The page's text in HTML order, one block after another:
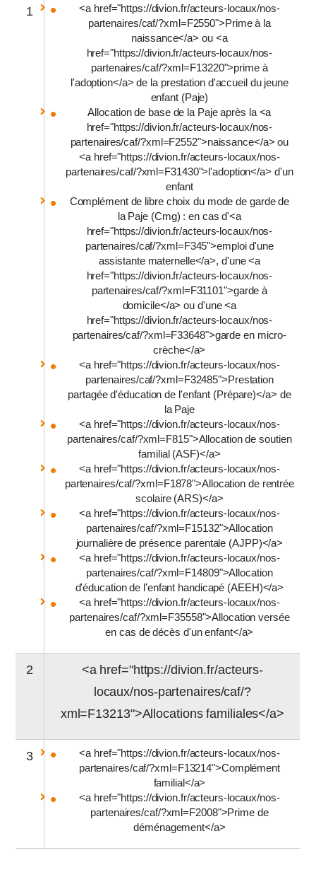
1
<a href="https://divion.fr/acteurs-locaux/nos-
partenaires/caf/?xml=F2550">Prime à la
naissance</a> ou <a
href="https://divion.fr/acteurs-locaux/nos-
partenaires/caf/?xml=F13220">prime à
l'adoption</a> de la prestation d'accueil du jeune
enfant (Paje)
Allocation de base de la Paje après la <a
href="https://divion.fr/acteurs-locaux/nos-
partenaires/caf/?xml=F2552">naissance</a> ou
<a href="https://divion.fr/acteurs-locaux/nos-
partenaires/caf/?xml=F31430">l'adoption</a> d'un
enfant
Complément de libre choix du mode de garde de
la Paje (Cmg) : en cas d'<a
href="https://divion.fr/acteurs-locaux/nos-
partenaires/caf/?xml=F345">emploi d'une
assistante maternelle</a>, d'une <a
href="https://divion.fr/acteurs-locaux/nos-
partenaires/caf/?xml=F31101">garde à
domicile</a> ou d'une <a
href="https://divion.fr/acteurs-locaux/nos-
partenaires/caf/?xml=F33648">garde en micro-
crèche</a>
<a href="https://divion.fr/acteurs-locaux/nos-
partenaires/caf/?xml=F32485">Prestation
partagée d'éducation de l'enfant (Prépare)</a> de
la Paje
<a href="https://divion.fr/acteurs-locaux/nos-
partenaires/caf/?xml=F815">Allocation de soutien
familial (ASF)</a>
<a href="https://divion.fr/acteurs-locaux/nos-
partenaires/caf/?xml=F1878">Allocation de rentrée
scolaire (ARS)</a>
<a href="https://divion.fr/acteurs-locaux/nos-
partenaires/caf/?xml=F15132">Allocation
journalière de présence parentale (AJPP)</a>
<a href="https://divion.fr/acteurs-locaux/nos-
partenaires/caf/?xml=F14809">Allocation
d'éducation de l'enfant handicapé (AEEH)</a>
<a href="https://divion.fr/acteurs-locaux/nos-
partenaires/caf/?xml=F35558">Allocation versée
en cas de décès d'un enfant</a>
2
<a href="https://divion.fr/acteurs-
locaux/nos-partenaires/caf/?
xml=F13213">Allocations familiales</a>
3
<a href="https://divion.fr/acteurs-locaux/nos-
partenaires/caf/?xml=F13214">Complément
familial</a>
<a href="https://divion.fr/acteurs-locaux/nos-
partenaires/caf/?xml=F2008">Prime de
déménagement</a>